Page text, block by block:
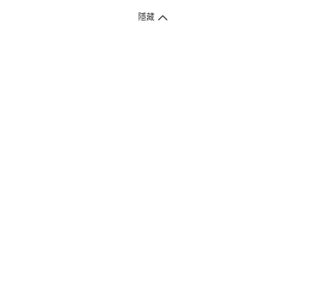
隱藏